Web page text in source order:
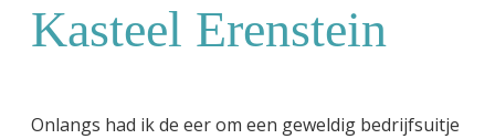
Kasteel Erenstein
Onlangs had ik de eer om een geweldig bedrijfsuitje